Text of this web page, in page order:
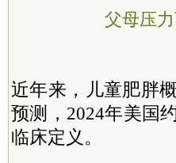
父母压
近年来，儿童肥胖
预测，2024年美国
临床定义。